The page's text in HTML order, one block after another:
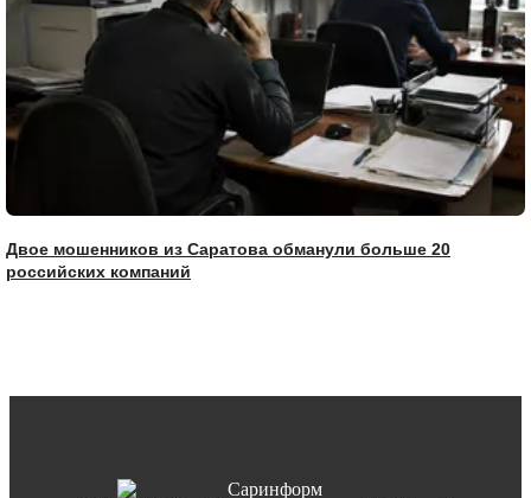
Двое мошенников из Саратова обманули больше 20
российских компаний